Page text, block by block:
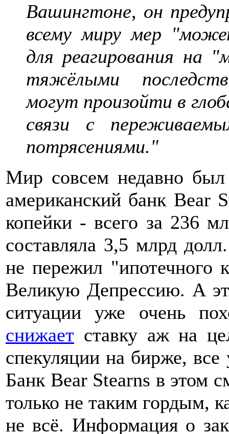
Вашингтоне, он
всему миру мер
для реагирования на
тяжёлыми
могут произойти в
связи с
потрясениями."
Мир совсем недавно
американский банк Bear
копейки - всего за 236
составляла 3,5 млрд
не пережил "ипотечного
Великую Депрессию. А
ситуации уже очень
снижает ставку аж на
спекуляции на бирже,
Банк Bear Stearns в этом
только не таким гордым,
не всё. Информация о